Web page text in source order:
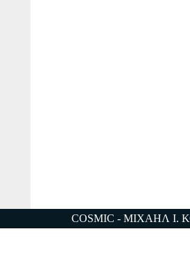
COSMIC - ΜΙΧΑΗΛ Ι.